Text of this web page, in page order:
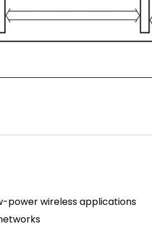
power wireless applications